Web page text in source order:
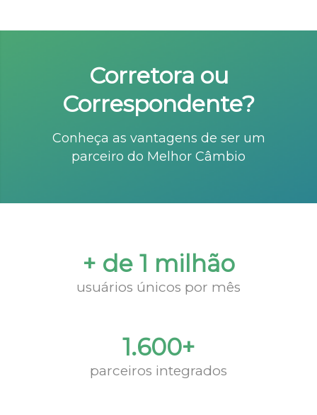
Corretora ou
Correspondente?
Conheça as vantagens de ser um
parceiro do Melhor Câmbio
+ de 1 milhão
usuários únicos por mês
1.600+
parceiros integrados